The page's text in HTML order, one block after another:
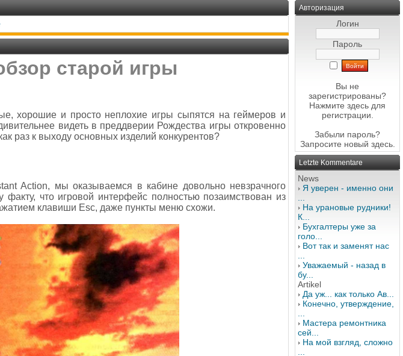
старой игры
хорошие и просто неплохие игры сыпятся на геймеров и
видеть в преддверии Рождества игры откровенно
раз к выходу основных изделий конкурентов?
Action, мы оказываемся в кабине довольно невзрачного
что игровой интерфейс полностью позаимствован из
клавиши Esc, даже пункты меню схожи.
Авторизация
Логин
Пароль
Вы не
зарегистрированы?
Нажмите здесь для
регистрации.
Забыли пароль?
Запросите новый здесь.
Letzte Kommentare
News
Я уверен - именно они
На урановые рудники!
К...
Бухгалтеры уже за
голо...
Вот так и заменят нас
Уважаемый - назад в
бу...
Artikel
Да уж... как только Ав...
Конечно, утверждение,
Мастера ремонтника
сей...
На мой взгляд, сложно